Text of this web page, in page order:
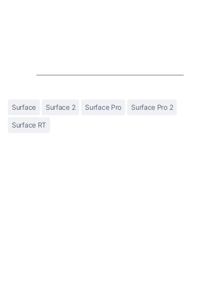
Surface Surface 2 Surface Pro Surface Pro 2
Surface RT